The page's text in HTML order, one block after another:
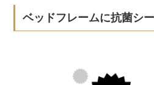
ベッドフレームに抗菌シ